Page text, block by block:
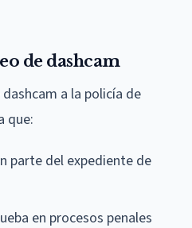
de dashcam
a la policía de
que:
parte del expediente de
en procesos penales